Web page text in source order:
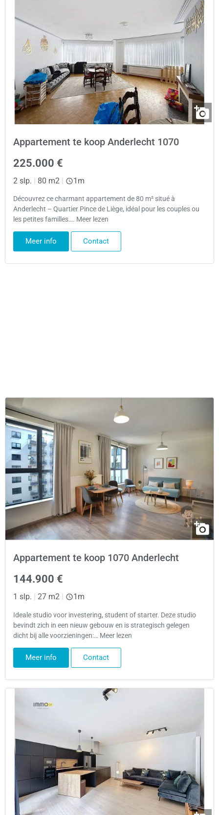
Appartement te koop Anderlecht 1070
225.000 €
2 slp. | 80 m2 | 1m
Découvrez ce charmant appartement de 80 m² situé à
Anderlecht – Quartier Pince de Liège, idéal pour les couples ou
les petites familles…. Meer lezen
Meer info Contact
Appartement te koop 1070 Anderlecht
144.900 €
1 slp. 27 m2 1m
Ideale studio voor investering, student of starter. Deze studio
bevindt zich in een nieuw gebouw en is strategisch gelegen
dicht bij alle voorzieningen:… Meer lezen
Meer info Contact